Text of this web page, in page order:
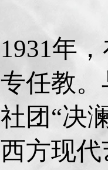
1931年
专任教
社团“决
西方现